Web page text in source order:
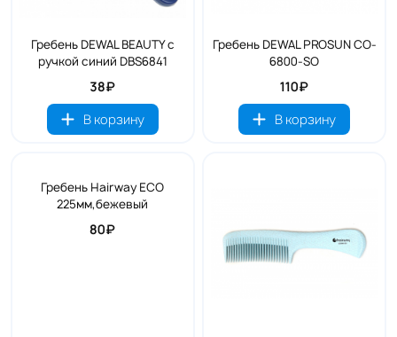
Гребень DEWAL BEAUTY с
ручкой синий DBS6841
38₽
В корзину
Гребень DEWAL PROSUN CO-
6800-SO
110₽
В корзину
Гребень Hairway ECO
225мм,бежевый
80₽